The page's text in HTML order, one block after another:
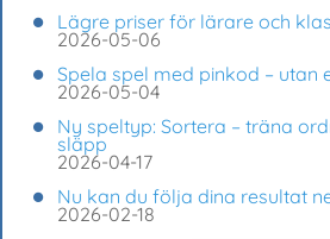
Lägre priser för lärare och
2026-05-06
Spela spel med pinkod – utan
2026-05-04
Ny speltyp: Sortera – träna
släpp
2026-04-17
Nu kan du följa dina resultat
2026-02-18